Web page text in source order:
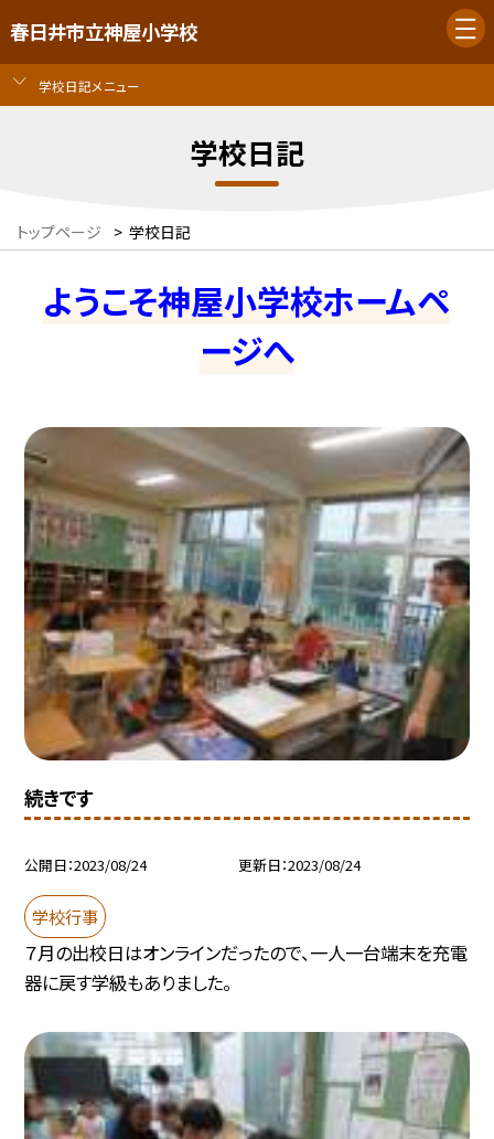
春日井市立神屋小学校
学校日記メニュー
学校日記
トップページ > 学校日記
ようこそ神屋小学校ホームペ
ージへ
続きです
公開日 2023/08/24 更新日 2023/08/24
学校行事
７月の出校日はオンラインだったので、一人一台端末を充電
器に戻す学級もありました。